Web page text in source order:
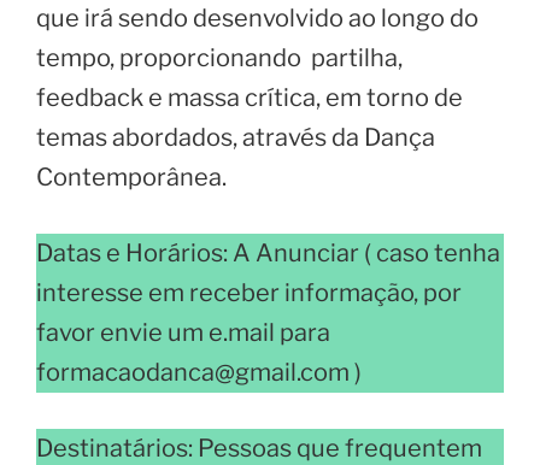
que irá sendo desenvolvido ao longo do
tempo, proporcionando partilha,
feedback e massa crítica, em torno de
temas abordados, através da Dança
Contemporânea.
Datas e Horários: A Anunciar ( caso tenha
interesse em receber informação, por
favor envie um e.mail para
formacaodanca@gmail.com )
Destinatários: Pessoas que frequentem